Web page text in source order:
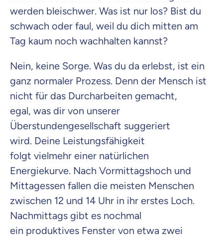
werden bleischwer. Was ist nur los? Bist du
schwach oder faul, weil du dich mitten am
Tag kaum noch wachhalten kannst?
Nein, keine Sorge. Was du da erlebst, ist ein
ganz normaler Prozess. Denn der Mensch ist
nicht für das Durcharbeiten gemacht,
egal, was dir von unserer
Überstundengesellschaft suggeriert
wird. Deine Leistungsfähigkeit
folgt vielmehr einer natürlichen
Energiekurve. Nach Vormittagshoch und
Mittagessen fallen die meisten Menschen
zwischen 12 und 14 Uhr in ihr erstes Loch.
Nachmittags gibt es nochmal
ein produktives Fenster von etwa zwei